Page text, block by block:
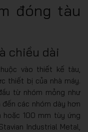
đóng tàu
chiều dài
vào thiết kế tàu,
thiết bị của nhà máy.
từ nhóm mỏng như
đến các nhóm dày hơn
100 mm tùy ứng
Industrial Metal,